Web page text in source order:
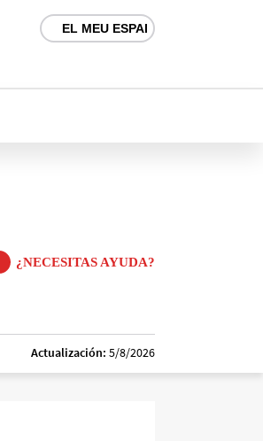
EL MEU ESPAI
¿NECESITAS AYUDA?
Actualización:5/8/2026